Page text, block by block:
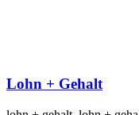
Lohn + Gehalt